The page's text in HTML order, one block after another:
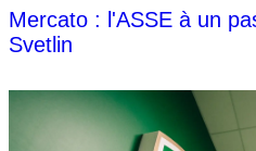
Mercato : l'ASSE à un
Svetlin